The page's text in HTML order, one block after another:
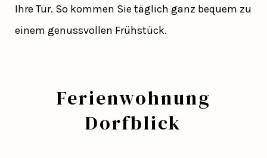
Ihre Tür. So kommen Sie täglich ganz bequem zu
einem genussvollen Frühstück.
Ferienwohnung
Dorfblick